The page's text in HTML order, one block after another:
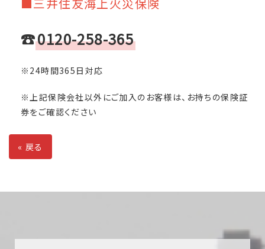
☎0120-258-365
※24時間365日対応
※上記保険会社以外にご加入のお客様は、お持ちの保険証
券をご確認ください
« 戻る